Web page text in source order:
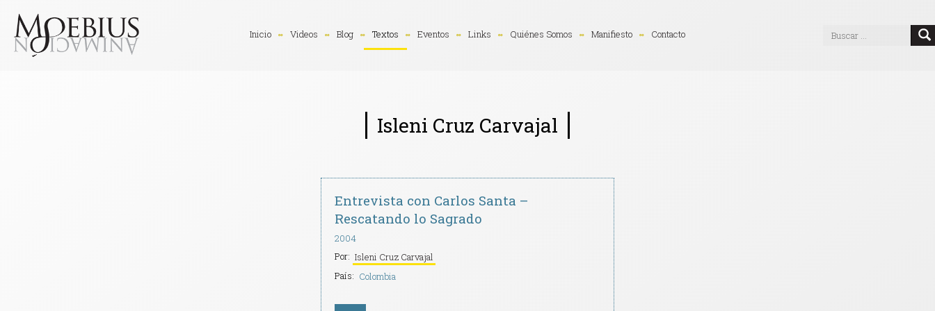
Inicio Videos Blog Textos Eventos Links Quiénes Somos Manifiesto Contacto
Isleni Cruz Carvajal
Entrevista con Carlos Santa –
Rescatando lo Sagrado
2004
Por: Isleni Cruz Carvajal
País: Colombia